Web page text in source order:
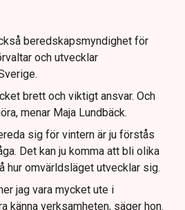
beredskapsmyndighet för
och utvecklar
brett och viktigt ansvar. Och
menar Maja Lundbäck.
sig för vintern är ju förstås
Det kan ju komma att bli olika
hur omvärldsläget utvecklar sig.
jag vara mycket ute i
känna verksamheten, säger hon.